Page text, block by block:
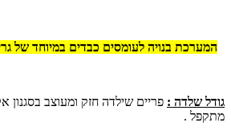
המערכת בנויה לעומסים כבדים במיוחד של גרירה עד 300
גודל שלדה :
מתקפל .